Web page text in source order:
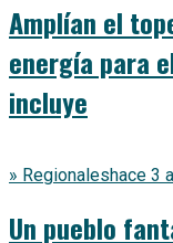
Amplían el
energía para
incluye
» Regionaleshace 3
Un pueblo